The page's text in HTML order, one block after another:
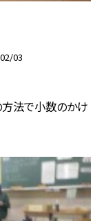
03
方法で小数のかけ